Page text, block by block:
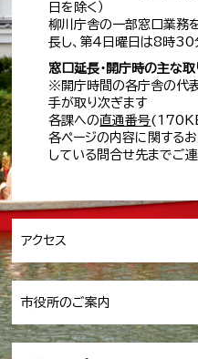
日を除く）
柳川庁舎の一部窓口業務
長し、第4日曜日は8時30
窓口延長・開庁時の主な
※開庁時間の各庁舎の代
手が取り次ぎます
各課への直通番号
各ページの内容に関する
している問合せ先までご連
アクセス
市役所のご案内